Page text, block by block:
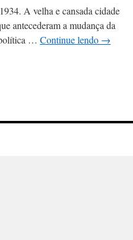
A velha e cansada cidade
antecederam a mudança da
… Continue lendo →